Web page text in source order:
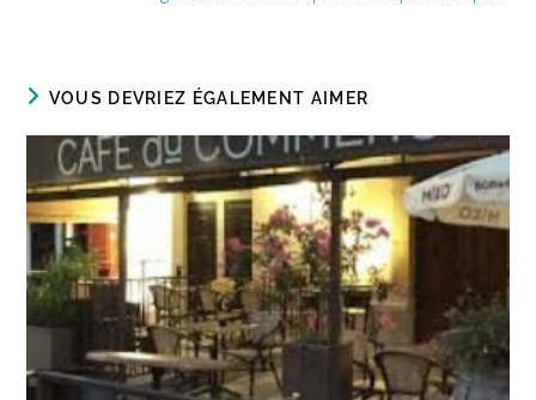
VOUS DEVRIEZ ÉGALEMENT AIMER